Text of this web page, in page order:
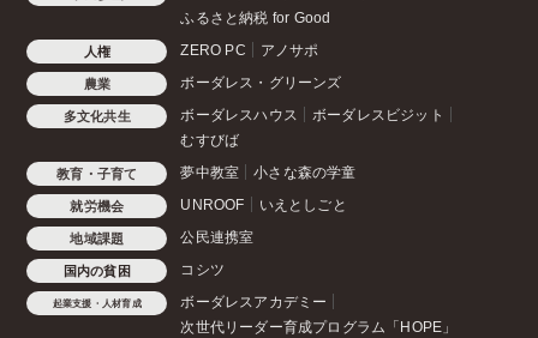
ふるさと納税 for Good
人権 ZERO PC アノサポ
農業 ボーダレス・グリーンズ
多文化共生 ボーダレスハウス
ボーダレスビジット
むすびば
教育・子育て 夢中教室 小さな森の学童
就労機会 UNROOF いえとしごと
地域課題 公民連携室
国内の貧困 コシツ
起業支援・人材育成
ボーダレスアカデミー
次世代リーダー育成プログラム「HOPE」